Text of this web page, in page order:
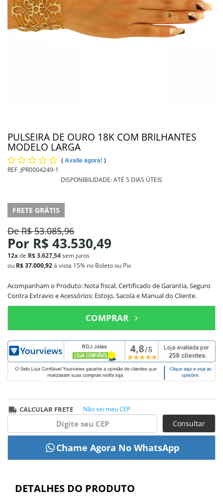
PIERCING
PULSEIRA DE OURO 18K COM BRILHANTES
MODELO LARGA
(Avalie agora! )
REF. JPR0004249-1
DISPONIBILIDADE:ATÉ 5 DIAS ÚTEIS
FRETE GRÁTIS
DeR$ 53.085,96
Por R$ 43.530,49
12xde R$ 3.627,54sem juros
ou R$ 37.000,92à vista 15% no Boleto ou Pix
Acompanham o Produto: Nota fiscal, Certificado de Garantia, Seguro
Contra Extravio e Acessórios: Estojo, Sacola e Manual do Cliente.
COMPRAR
CALCULAR FRETE Não sei meu CEP
Consultar
DETALHES DO PRODUTO